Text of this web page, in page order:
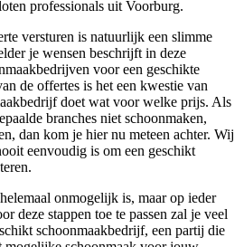
professionals uit Voorburg.
versturen is natuurlijk een slimme
je wensen beschrijft in deze
voor een geschikte
de offertes is het een kwestie van
doet wat voor welke prijs. Als
branches niet schoonmaken,
dan kom je hier nu meteen achter. Wij
eenvoudig is om een geschikt
onmogelijk is, maar op ieder
deze stappen toe te passen zal je veel
schoonmaakbedrijf, een partij die